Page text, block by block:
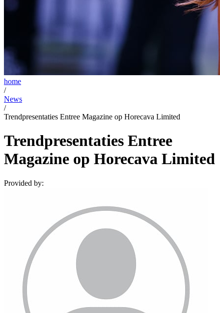
home
/
News
/
Trendpresentaties Entree Magazine op Horecava Limited
Trendpresentaties Entree
Magazine op Horecava Limited
Provided by: